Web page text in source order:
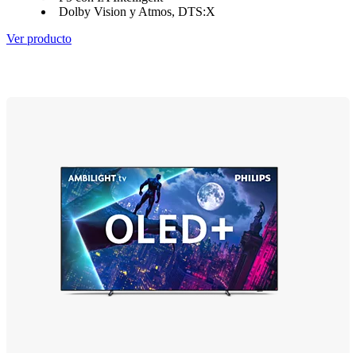
Dolby Vision y Atmos, DTS:X
Ver producto